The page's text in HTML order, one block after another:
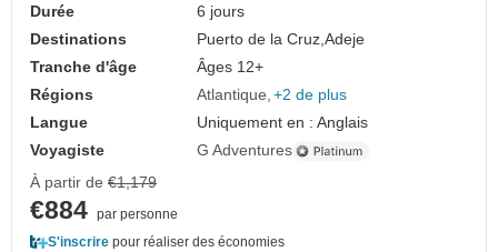
Durée
6 jours
Destinations
Puerto de la Cruz,Adeje
Tranche d'âge
Âges 12+
Régions
Atlantique +2 de plus
Langue
Uniquement en : Anglais
Voyagiste
G Adventures
À partir de €1,179
€884 par personne
S'inscrire pour réaliser des économies